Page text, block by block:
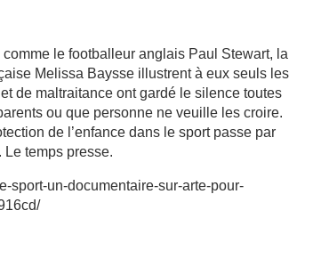
le footballeur anglais Paul Stewart, la
Melissa Baysse illustrent à eux seuls les
de maltraitance ont gardé le silence toutes
ou que personne ne veuille les croire.
de l’enfance dans le sport passe par
temps presse.
sport-un-documentaire-sur-arte-pour-